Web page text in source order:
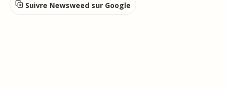
Suivre Newsweed sur Google